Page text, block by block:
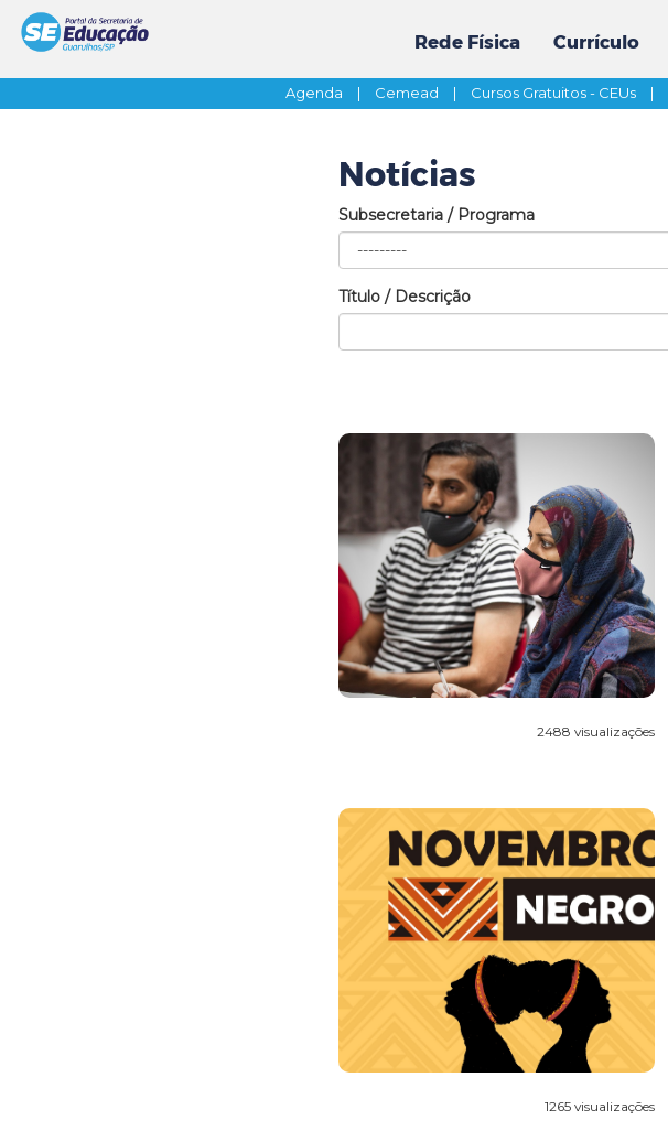
Rede Física Currículo
Agenda | Cemead | Cursos Gratuitos - CEUs |
Notícias
Subsecretaria / Programa
Título / Descrição
2488 visualizações
1265 visualizações